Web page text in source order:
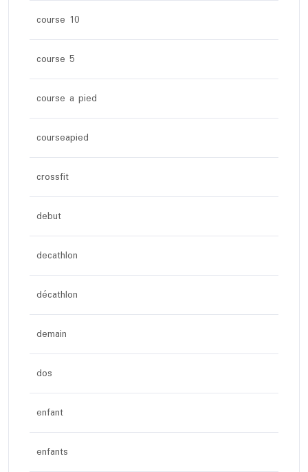
course 10
course 5
course a pied
courseapied
crossfit
debut
decathlon
décathlon
demain
dos
enfant
enfants